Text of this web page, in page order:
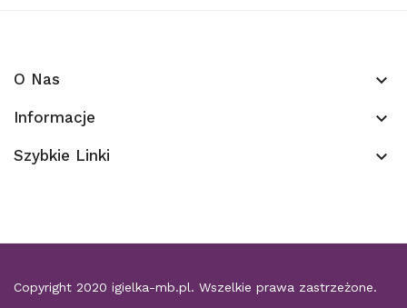
O Nas keyboard_arrow_down
Informacje keyboard_arrow_down
Szybkie Linki keyboard_arrow_down
Copyright 2020 igielka-mb.pl. Wszelkie prawa zastrzeżone.